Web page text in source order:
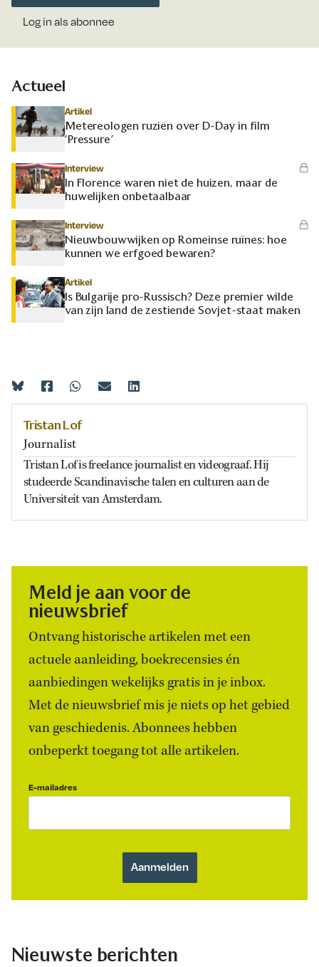
Log in als abonnee
Actueel
Artikel
Metereologen ruziën over D-Day in film
‘Pressure’
Interview
In Florence waren niet de huizen, maar de
huwelijken onbetaalbaar
Interview
Nieuwbouwwijken op Romeinse ruïnes: hoe
kunnen we erfgoed bewaren?
Artikel
Is Bulgarije pro-Russisch? Deze premier wilde
van zijn land de zestiende Sovjet-staat maken
Tristan Lof
Journalist
Tristan Lof is freelance journalist en videograaf. Hij
studeerde Scandinavische talen en culturen aan de
Universiteit van Amsterdam.
Meld je aan voor de
nieuwsbrief
Ontvang historische artikelen met een
actuele aanleiding, boekrecensies én
aanbiedingen wekelijks gratis in je inbox.
Met de nieuwsbrief mis je niets op het gebied
van geschiedenis. Abonnees hebben
onbeperkt toegang tot alle artikelen.
E-mailadres
Nieuwste berichten